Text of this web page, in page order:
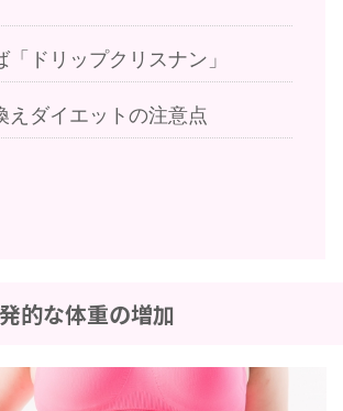
「ドリップクリスナン」
えダイエットの注意点
的な体重の増加